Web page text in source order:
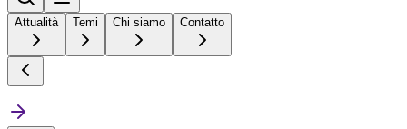
Attualità Temi Chi siamo Contatto